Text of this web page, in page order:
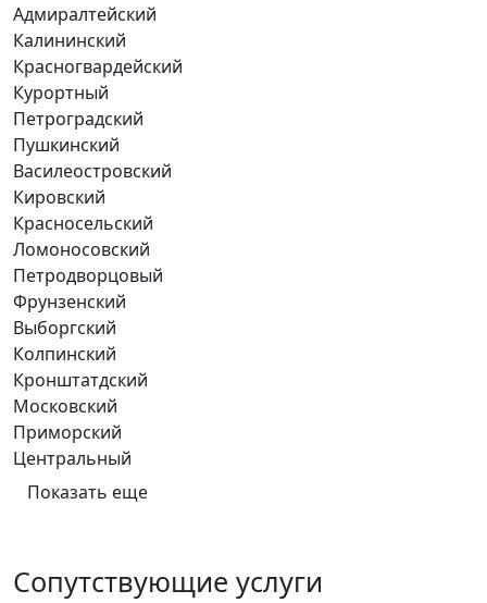
Адмиралтейский
Калининский
Красногвардейский
Курортный
Петроградский
Пушкинский
Василеостровский
Кировский
Красносельский
Ломоносовский
Петродворцовый
Фрунзенский
Выборгский
Колпинский
Кронштатдский
Московский
Приморский
Центральный
Показать еще
Сопутствующие услуги